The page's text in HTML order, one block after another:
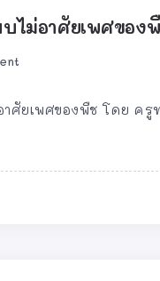
ไม่อาศัยเพศของ
ศัยเพศของพืช โดย ครู